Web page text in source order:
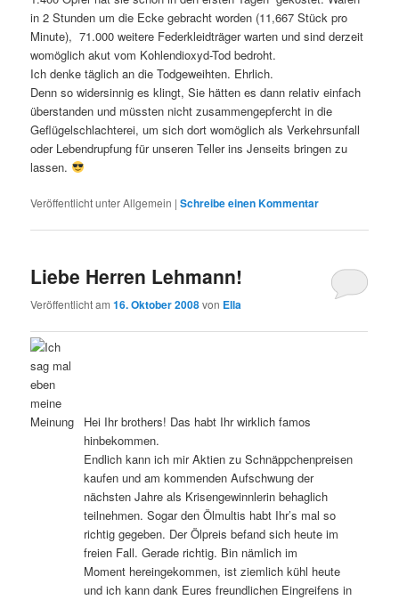
in 2 Stunden um die Ecke gebracht worden (11,667 Stück pro
Minute), 71.000 weitere Federkleidträger warten und sind derzeit
womöglich akut vom Kohlendioxyd-Tod bedroht.
Ich denke täglich an die Todgeweihten. Ehrlich.
Denn so widersinnig es klingt, Sie hätten es dann relativ einfach
überstanden und müssten nicht zusammengepfercht in die
Geflügelschlachterei, um sich dort womöglich als Verkehrsunfall
oder Lebendrupfung für unseren Teller ins Jenseits bringen zu
lassen.
Veröffentlicht unterAllgemein |Schreibe einen Kommentar
Liebe Herren Lehmann!
Veröffentlicht am16. Oktober 2008von Ella
Hei Ihr brothers! Das habt Ihr wirklich famos
hinbekommen.
Endlich kann ich mir Aktien zu Schnäppchenpreisen
kaufen und am kommenden Aufschwung der
nächsten Jahre als Krisengewinnlerin behaglich
teilnehmen. Sogar den Ölmultis habt Ihr’s mal so
richtig gegeben. Der Ölpreis befand sich heute im
freien Fall. Gerade richtig. Bin nämlich im
Moment hereingekommen, ist ziemlich kühl heute
und ich kann dank Eures freundlichen Eingreifens in